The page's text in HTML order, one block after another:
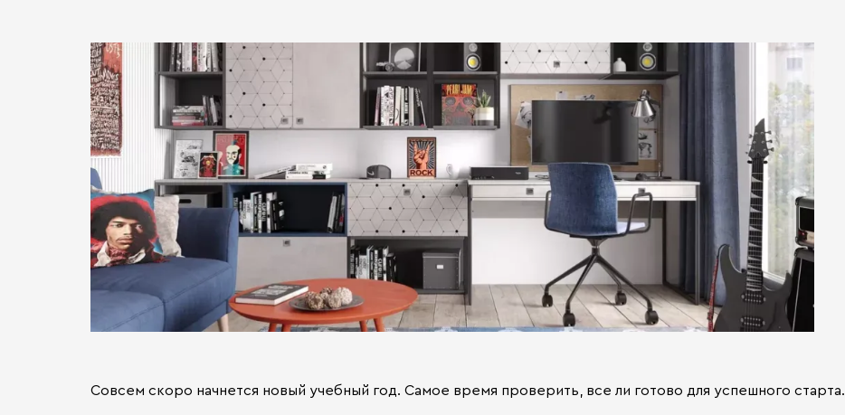
Совсем скоро начнется новый учебный год. Самое время проверить, все ли готово для успешного старта.